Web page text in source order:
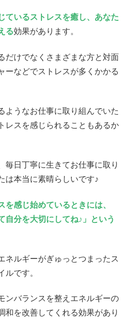
ているストレスを癒し、あなた
る効果があります。
だけでなくさまざまな方と対面
ーなどでストレスが多くかかる
ようなお仕事に取り組んでいた
レスを感じられることもあるか
毎日丁寧に生きてお仕事に取り
は本当に素晴らしいです♪
を感じ始めているときには、
自分を大切にしてね♪」という
ネルギーがぎゅっとつまったス
ルです。
ンバランスを整えエネルギーの
和を改善してくれる効果があり